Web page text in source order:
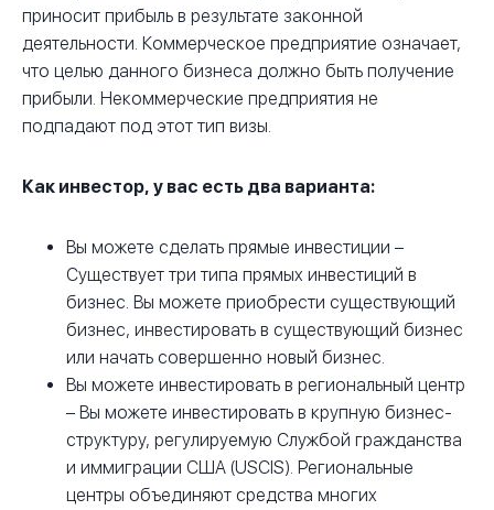
приносит прибыль в результате законной
деятельности. Коммерческое предприятие означает,
что целью данного бизнеса должно быть получение
прибыли. Некоммерческие предприятия не
подпадают под этот тип визы.
Как инвестор, у вас есть два варианта:
Вы можете сделать прямые инвестиции –
Существует три типа прямых инвестиций в
бизнес. Вы можете приобрести существующий
бизнес, инвестировать в существующий бизнес
или начать совершенно новый бизнес.
Вы можете инвестировать в региональный центр
– Вы можете инвестировать в крупную бизнес-
структуру, регулируемую Службой гражданства
и иммиграции США (USCIS). Региональные
центры объединяют средства многих